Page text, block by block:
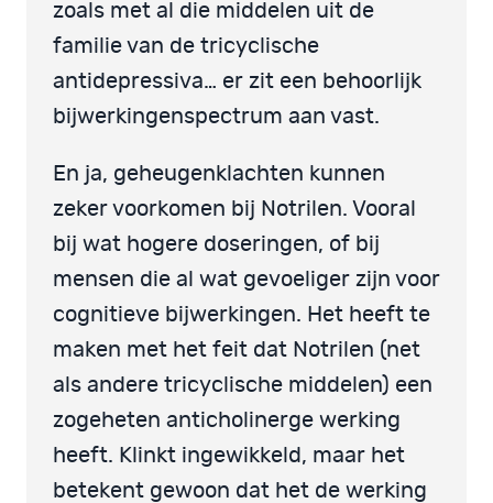
zoals met al die middelen uit de
familie van de tricyclische
antidepressiva… er zit een behoorlijk
bijwerkingenspectrum aan vast.
En ja, geheugenklachten kunnen
zeker voorkomen bij Notrilen. Vooral
bij wat hogere doseringen, of bij
mensen die al wat gevoeliger zijn voor
cognitieve bijwerkingen. Het heeft te
maken met het feit dat Notrilen (net
als andere tricyclische middelen) een
zogeheten anticholinerge werking
heeft. Klinkt ingewikkeld, maar het
betekent gewoon dat het de werking